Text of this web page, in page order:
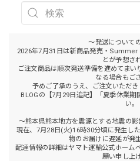
～発送について
2026年7月31日は新商品発売・
とが予想さ
ご注文商品は順次発送準備を進めてま
なる場合もご
予めご了承のうえ、ご注文いただき
BLOGの【7月29日追記】「夏季休業期
い。
～熊本県熊本地方を震源とする地震の
現在、7月28日(火)16時30分頃に発生し
物のお届けに遅延が発
配達情報の詳細はヤマト運輸公式ホーム
願い申し上